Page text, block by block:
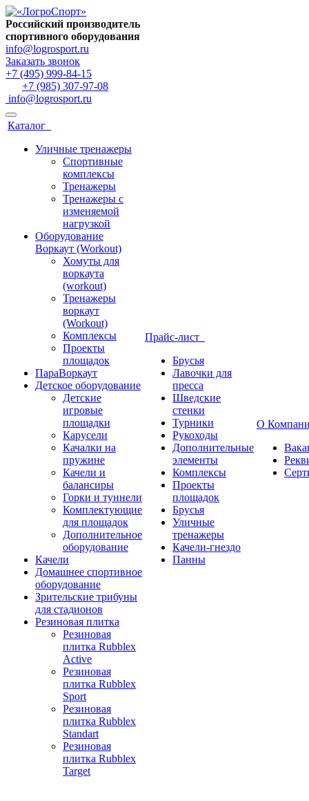
Российский производитель
спортивного оборудования
info@logrosport.ru
Заказать звонок
+7 (495) 999-84-15
+7 (985) 307-97-08
info@logrosport.ru
Каталог
Уличные тренажеры
Спортивные
комплексы
Тренажеры
Тренажеры с
изменяемой
нагрузкой
Оборудование
Воркаут (Workout)
Хомуты для
воркаута
(workout)
Тренажеры
воркаут
(Workout)
Комплексы
Проекты
площадок
ПараВоркаут
Детское оборудование
Детские
игровые
площадки
Карусели
Качалки на
пружине
Качели и
балансиры
Горки и туннели
Комплектующие
для площадок
Дополнительное
оборудование
Качели
Домашнее спортивное
оборудование
Зрительские трибуны
для стадионов
Резиновая плитка
Резиновая
плитка Rubblex
Active
Резиновая
плитка Rubblex
Sport
Резиновая
плитка Rubblex
Standart
Резиновая
плитка Rubblex
Target
Прайс-лист
Брусья
Лавочки для
пресса
Шведские
стенки
Турники
Рукоходы
Дополнительные
элементы
Комплексы
Проекты
площадок
Брусья
Уличные
тренажеры
Качели-гнездо
Панны
О